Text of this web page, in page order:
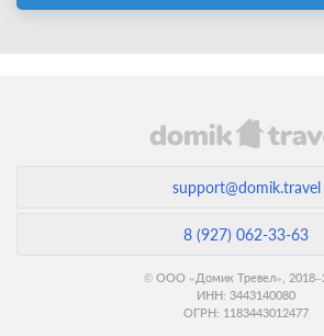
support@domik.travel
8 (927) 062-33-63
© ООО «Домик Тревел»,
ИНН: 3443140080
ОГРН: 1183443012477